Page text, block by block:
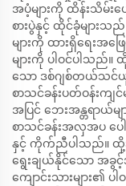
အပံ့များကို ထိန်းသိမ်း
စားပွဲနှင့် ထိုင်ခုံများသည်
များကို ထားရှိရေးအဖ
များကို ပါဝင်ပါသည်
သော ဒစ်ဂျစ်တယ်သင်ယူ
စာသင်ခန်းပတ်ဝန်းကျ
အပြင် ဘေးအန္တရာယ်မ
စာသင်ခန်းအလှအပ ပေ
နှင့် ကိုက်ညီပါသည်။ ထို့အပ
ရွေးချယ်နိုင်သော အခွင့်
ကျောင်းသားများ၏